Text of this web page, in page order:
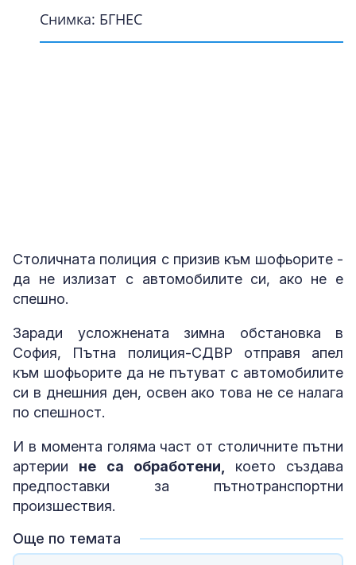
Снимка: БГНЕС
Снимка: БГНЕС
Снимка: Facebook
Снимка: БГНЕС
Столичната полиция с призив към шофьорите -
да не излизат с автомобилите си, ако не е
спешно.
Заради усложнената зимна обстановка в
София, Пътна полиция-СДВР отправя апел
към шофьорите да не пътуват с автомобилите
си в днешния ден, освен ако това не се налага
по спешност.
И в момента голяма част от столичните пътни
артерии не са обработени, което създава
предпоставки за пътнотранспортни
произшествия.
Още по темата